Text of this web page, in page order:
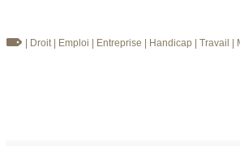
| Droit | Emploi | Entreprise | Handicap | Travail |